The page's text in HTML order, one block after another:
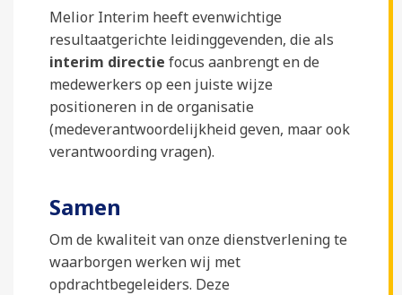
Melior Interim heeft evenwichtige
resultaatgerichte leidinggevenden, die als
interim directie focus aanbrengt en de
medewerkers op een juiste wijze
positioneren in de organisatie
(medeverantwoordelijkheid geven, maar ook
verantwoording vragen).
Samen
Om de kwaliteit van onze dienstverlening te
waarborgen werken wij met
opdrachtbegeleiders. Deze